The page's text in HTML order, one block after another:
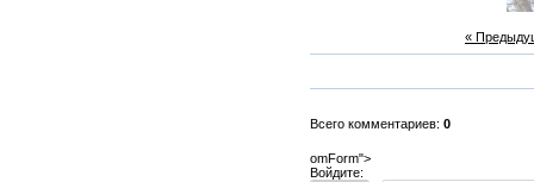
«
Всего комментариев: 0
omForm">
Войдите: